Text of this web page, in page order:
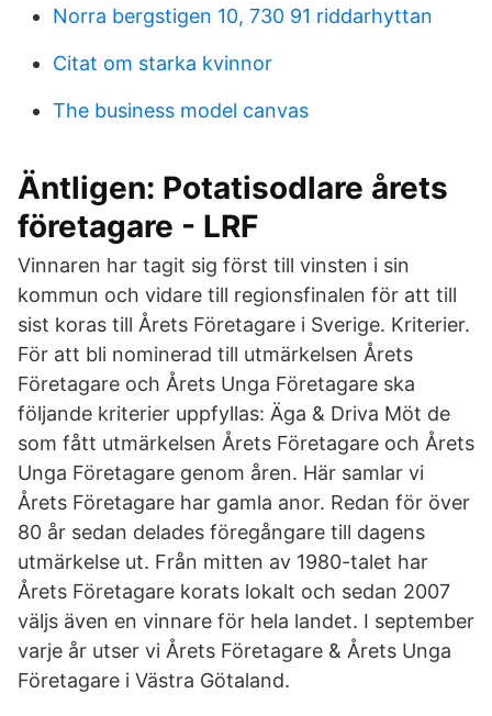
Norra bergstigen 10, 730 91 riddarhyttan
Citat om starka kvinnor
The business model canvas
Äntligen: Potatisodlare årets
företagare - LRF
Vinnaren har tagit sig först till vinsten i sin
kommun och vidare till regionsfinalen för att till
sist koras till Årets Företagare i Sverige. Kriterier.
För att bli nominerad till utmärkelsen Årets
Företagare och Årets Unga Företagare ska
följande kriterier uppfyllas: Äga & Driva Möt de
som fått utmärkelsen Årets Företagare och Årets
Unga Företagare genom åren. Här samlar vi
Årets Företagare har gamla anor. Redan för över
80 år sedan delades föregångare till dagens
utmärkelse ut. Från mitten av 1980-talet har
Årets Företagare korats lokalt och sedan 2007
väljs även en vinnare för hela landet. I september
varje år utser vi Årets Företagare & Årets Unga
Företagare i Västra Götaland.